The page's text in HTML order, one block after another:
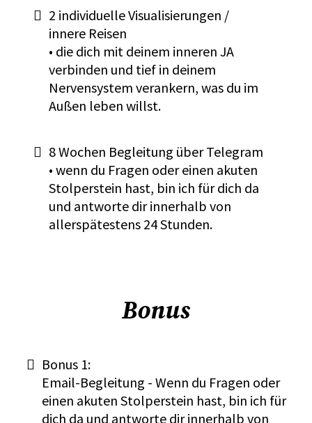
2 individuelle Visualisierungen /
innere Reisen
• die dich mit deinem inneren JA
verbinden und tief in deinem
Nervensystem verankern, was du im
Außen leben willst.
8 Wochen Begleitung über Telegram
• wenn du Fragen oder einen akuten
Stolperstein hast, bin ich für dich da
und antworte dir innerhalb von
allerspätestens 24 Stunden.
Bonus
Bonus 1:
Email-Begleitung - Wenn du Fragen oder
einen akuten Stolperstein hast, bin ich für
dich da und antworte dir innerhalb von